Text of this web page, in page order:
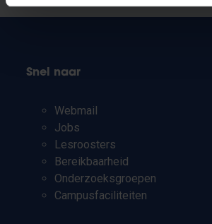
Snel naar
Webmail
Jobs
Lesroosters
Bereikbaarheid
Onderzoeksgroepen
Campusfaciliteiten